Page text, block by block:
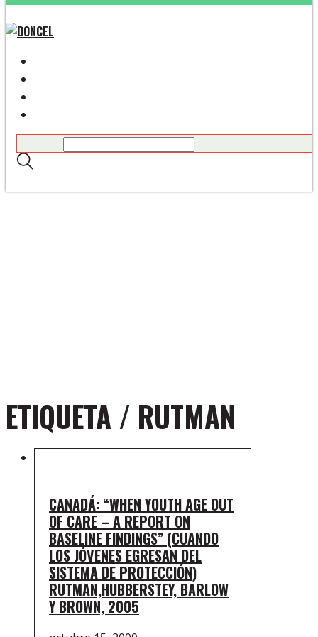
ETIQUETA / RUTMAN
CANADÁ: “WHEN YOUTH AGE OUT
OF CARE – A REPORT ON
BASELINE FINDINGS” (CUANDO
LOS JÓVENES EGRESAN DEL
SISTEMA DE PROTECCIÓN)
RUTMAN,HUBBERSTEY, BARLOW
Y BROWN, 2005